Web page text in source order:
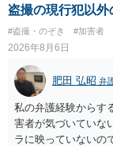
相談を受けられたう
一般論でいえば、
り調べ内容を録音す
盗撮の現行犯以外
#盗撮・のぞき #加害者
2026年8月6日
肥田 弘昭 弁
私の弁護経験からす
害者が気づいていな
ラに映っていないの